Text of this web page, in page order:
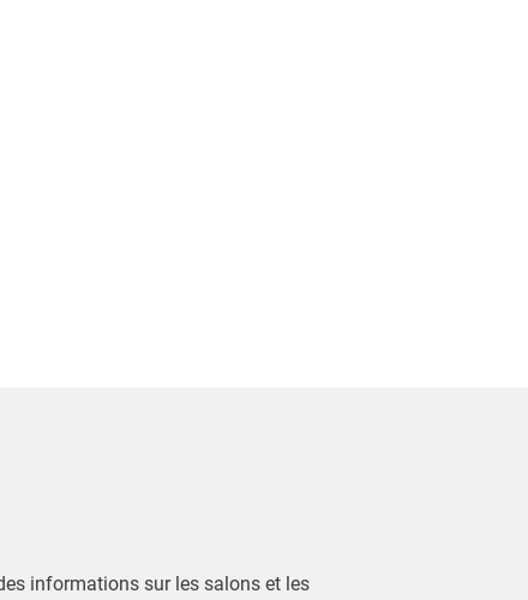
informations sur les salons et les